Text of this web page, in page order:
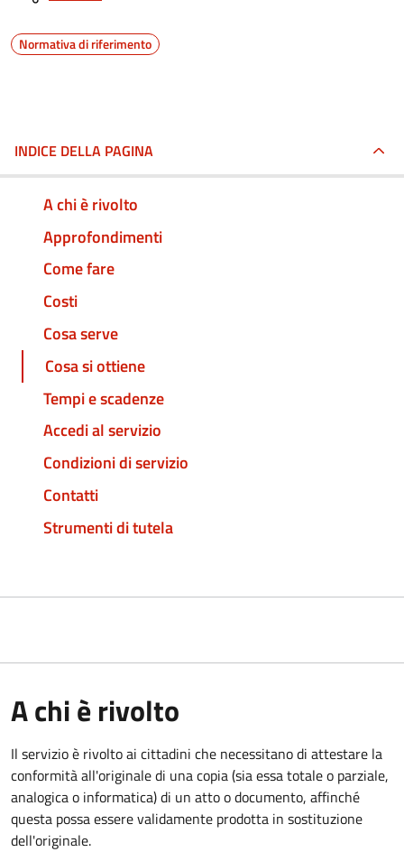
Normativa di riferimento
INDICE DELLA PAGINA
A chi è rivolto
Approfondimenti
Come fare
Costi
Cosa serve
Cosa si ottiene
Tempi e scadenze
Accedi al servizio
Condizioni di servizio
Contatti
Strumenti di tutela
A chi è rivolto
Il servizio è rivolto ai cittadini che necessitano di attestare la
conformità all'originale di una copia (sia essa totale o parziale,
analogica o informatica) di un atto o documento, affinché
questa possa essere validamente prodotta in sostituzione
dell'originale.